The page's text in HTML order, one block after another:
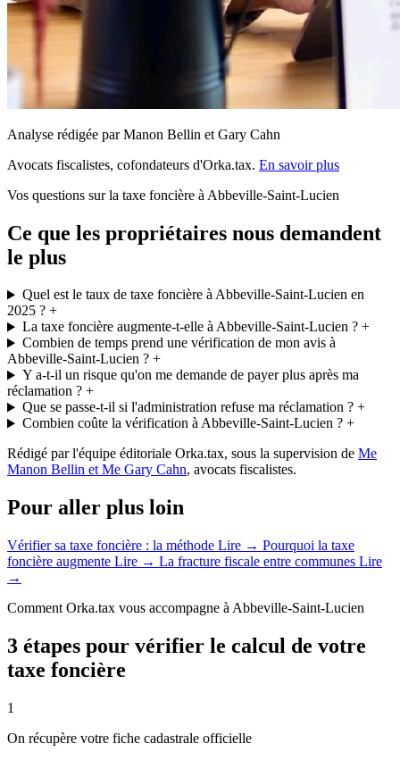
Analyse rédigée par Manon Bellin et Gary Cahn
Avocats fiscalistes, cofondateurs d'Orka.tax. En savoir plus
Vos questions sur la taxe foncière à Abbeville-Saint-Lucien
Ce que les propriétaires nous demandent
le plus
Quel est le taux de taxe foncière à Abbeville-Saint-Lucien en
2025 ? +
La taxe foncière augmente-t-elle à Abbeville-Saint-Lucien ?+
Combien de temps prend une vérification de mon avis à
Abbeville-Saint-Lucien ? +
Y a-t-il un risque qu'on me demande de payer plus après ma
réclamation ? +
Que se passe-t-il si l'administration refuse ma réclamation ?+
Combien coûte la vérification à Abbeville-Saint-Lucien ?+
Rédigé par l'équipe éditoriale Orka.tax, sous la supervision de Me
Manon Bellin et Me Gary Cahn, avocats fiscalistes.
Pour aller plus loin
Vérifier sa taxe foncière : la méthode Lire → Pourquoi la taxe
foncière augmente Lire → La fracture fiscale entre communes Lire
→
Comment Orka.tax vous accompagne à Abbeville-Saint-Lucien
3 étapes pour vérifier le calcul de votre
taxe foncière
1
On récupère votre fiche cadastrale officielle